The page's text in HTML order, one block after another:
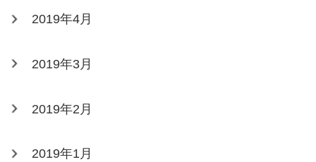
2019年4月
2019年3月
2019年2月
2019年1月